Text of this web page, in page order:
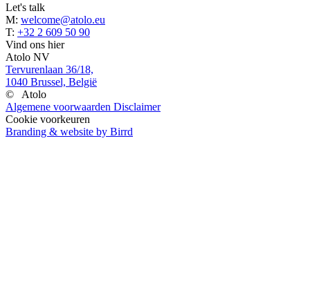
Let's talk
M: welcome@atolo.eu
T: +32 2 609 50 90
Vind ons hier
Atolo NV
Tervurenlaan 36/18,
1040 Brussel, België
©
Atolo
Algemene voorwaarden Disclaimer
Cookie voorkeuren
Branding & website by Birrd